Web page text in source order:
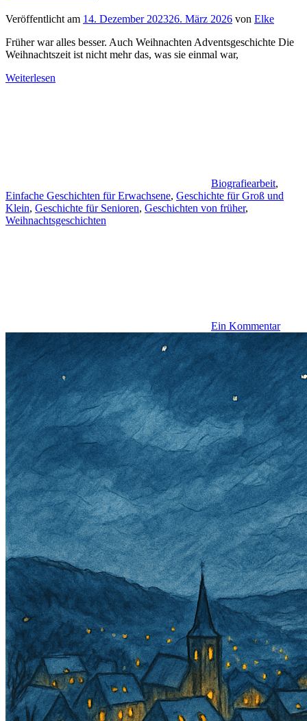
Veröffentlicht am 14. Dezember 202326. März 2026 von Elke
Früher war alles besser. Auch Weihnachten Adventsgeschichte Die
Weihnachtszeit ist nicht mehr das, was sie einmal war,
Weiterlesen
Biografiearbeit,
Einfache Geschichten für Erwachsene, Geschichte für Groß und
Klein, Geschichte für Senioren, Geschichten von früher,
Weihnachtsgeschichten
Ein Kommentar